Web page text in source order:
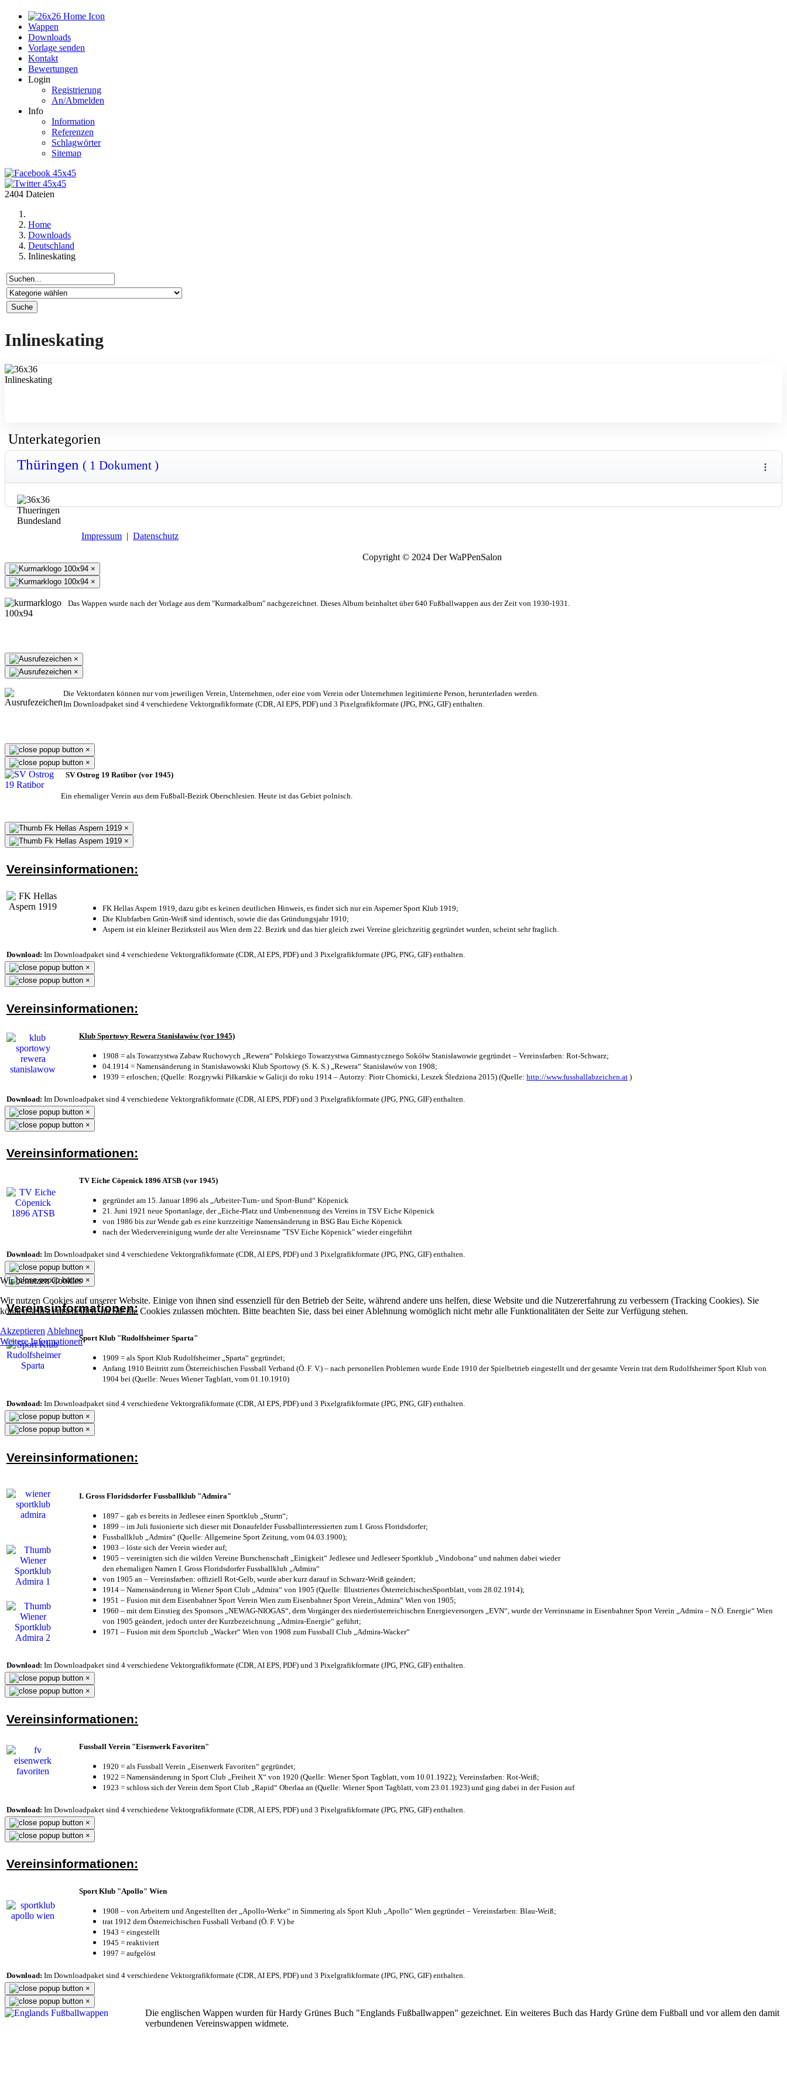
Wappen
Downloads
Vorlage senden
Kontakt
Bewertungen
Login
Registrierung
An/Abmelden
Info
Information
Referenzen
Schlagwörter
Sitemap
2404 Dateien
Home
Downloads
Deutschland
Inlineskating
Inlineskating
Unterkategorien
Thüringen ( 1 Dokument )
Impressum | Datenschutz
Copyright © 2024 Der WaPPenSalon
Wir benutzen Cookies
Wir nutzen Cookies auf unserer Website. Einige von ihnen sind essenziell für den Betrieb der Seite, während andere uns helfen, diese Website und die Nutzererfahrung zu verbessern (Tracking Cookies). Sie
können selbst entscheiden, ob Sie die Cookies zulassen möchten. Bitte beachten Sie, dass bei einer Ablehnung womöglich nicht mehr alle Funktionalitäten der Seite zur Verfügung stehen.
Akzeptieren Ablehnen
Weitere Informationen
×
×
Das Wappen wurde nach der Vorlage aus dem "Kurmarkalbum" nachgezeichnet. Dieses Album beinhaltet über 640 Fußballwappen aus der Zeit von 1930-1931.
×
×
Die Vektordaten können nur vom jeweiligen Verein, Unternehmen, oder eine vom Verein oder Unternehmen legitimierte Person, herunterladen werden.
Im Downloadpaket sind 4 verschiedene Vektorgrafikformate (CDR, AI EPS, PDF) und 3 Pixelgrafikformate (JPG, PNG, GIF) enthalten.
×
×
SV Ostrog 19 Ratibor (vor 1945)
Ein ehemaliger Verein aus dem Fußball-Bezirk Oberschlesien. Heute ist das Gebiet polnisch.
×
×
Vereinsinformationen:
FK Hellas Aspern 1919, dazu gibt es keinen deutlichen Hinweis, es findet sich nur ein Asperner Sport Klub 1919;
Die Klubfarben Grün-Weiß sind identisch, sowie die das Gründungsjahr 1910;
Aspern ist ein kleiner Bezirksteil aus Wien dem 22. Bezirk und das hier gleich zwei Vereine gleichzeitig gegründet wurden, scheint sehr fraglich.
Download: Im Downloadpaket sind 4 verschiedene Vektorgrafikformate (CDR, AI EPS, PDF) und 3 Pixelgrafikformate (JPG, PNG, GIF) enthalten.
×
×
Vereinsinformationen:
Klub Sportowy Rewera Stanisławów (vor 1945)
1908 = als Towarzystwa Zabaw Ruchowych „Rewera“ Polskiego Towarzystwa Gimnastycznego Sokółw Stanisławowie gegründet – Vereinsfarben: Rot-Schwarz;
04.1914 = Namensänderung in Stanisławowski Klub Sportowy (S. K. S.) „Rewera“ Stanisławów von 1908;
1939 = erloschen; (Quelle: Rozgrywki Piłkarskie w Galicji do roku 1914 – Autorzy: Piotr Chomicki, Leszek Śledziona 2015) (Quelle: http://www.fussballabzeichen.at )
Download: Im Downloadpaket sind 4 verschiedene Vektorgrafikformate (CDR, AI EPS, PDF) und 3 Pixelgrafikformate (JPG, PNG, GIF) enthalten.
×
×
Vereinsinformationen:
TV Eiche Cöpenick 1896 ATSB (vor 1945)
gegründet am 15. Januar 1896 als „Arbeiter-Turn- und Sport-Bund“ Köpenick
21. Juni 1921 neue Sportanlage, der „Eiche-Platz und Umbenennung des Vereins in TSV Eiche Köpenick
von 1986 bis zur Wende gab es eine kurzzeitige Namensänderung in BSG Bau Eiche Köpenick
nach der Wiedervereinigung wurde der alte Vereinsname "TSV Eiche Köpenick" wieder eingeführt
Download: Im Downloadpaket sind 4 verschiedene Vektorgrafikformate (CDR, AI EPS, PDF) und 3 Pixelgrafikformate (JPG, PNG, GIF) enthalten.
×
×
Vereinsinformationen:
Sport Klub "Rudolfsheimer Sparta"
1909 = als Sport Klub Rudolfsheimer „Sparta“ gegründet;
Anfang 1910 Beitritt zum Österreichischen Fussball Verband (Ö. F. V.) – nach personellen Problemen wurde Ende 1910 der Spielbetrieb eingestellt und der gesamte Verein trat dem Rudolfsheimer Sport Klub von
1904 bei (Quelle: Neues Wiener Tagblatt, vom 01.10.1910)
Download: Im Downloadpaket sind 4 verschiedene Vektorgrafikformate (CDR, AI EPS, PDF) und 3 Pixelgrafikformate (JPG, PNG, GIF) enthalten.
×
×
Vereinsinformationen:
I. Gross Floridsdorfer Fussballklub "Admira"
1897 – gab es bereits in Jedlesee einen Sportklub „Sturm“;
1899 – im Juli fusionierte sich dieser mit Donaufelder Fussballinteressierten zum I. Gross Floridsdorfer;
Fussballklub „Admira“ (Quelle: Allgemeine Sport Zeitung, vom 04.03.1900);
1903 – löste sich der Verein wieder auf;
1905 – vereinigten sich die wilden Vereine Burschenschaft „Einigkeit“ Jedlesee und Jedleseer Sportklub „Vindobona“ und nahmen dabei wieder
den ehemaligen Namen I. Gross Floridsdorfer Fussballklub „Admira“
von 1905 an – Vereinsfarben: offiziell Rot-Gelb, wurde aber kurz darauf in Schwarz-Weiß geändert;
1914 – Namensänderung in Wiener Sport Club „Admira“ von 1905 (Quelle: Illustriertes ÖsterreichischesSportblatt, vom 28.02.1914);
1951 – Fusion mit dem Eisenbahner Sport Verein Wien zum Eisenbahner Sport Verein„Admira“ Wien von 1905;
1960 – mit dem Einstieg des Sponsors „NEWAG-NIOGAS“, dem Vorgänger des niederösterreichischen Energieversorgers „EVN“, wurde der Vereinsname in Eisenbahner Sport Verein „Admira – N.Ö. Energie“ Wien
von 1905 geändert, jedoch unter der Kurzbezeichnung „Admira-Energie“ geführt;
1971 – Fusion mit dem Sportclub „Wacker“ Wien von 1908 zum Fussball Club „Admira-Wacker“
Download: Im Downloadpaket sind 4 verschiedene Vektorgrafikformate (CDR, AI EPS, PDF) und 3 Pixelgrafikformate (JPG, PNG, GIF) enthalten.
×
×
Vereinsinformationen:
Fussball Verein "Eisenwerk Favoriten"
1920 = als Fussball Verein „Eisenwerk Favoriten“ gegründet;
1922 = Namensänderung in Sport Club „Freiheit X“ von 1920 (Quelle: Wiener Sport Tagblatt, vom 10.01.1922); Vereinsfarben: Rot-Weiß;
1923 = schloss sich der Verein dem Sport Club „Rapid“ Oberlaa an (Quelle: Wiener Sport Tagblatt, vom 23.01.1923) und ging dabei in der Fusion auf
Download: Im Downloadpaket sind 4 verschiedene Vektorgrafikformate (CDR, AI EPS, PDF) und 3 Pixelgrafikformate (JPG, PNG, GIF) enthalten.
×
×
Vereinsinformationen:
Sport Klub "Apollo" Wien
1908 – von Arbeitern und Angestellten der „Apollo-Werke“ in Simmering als Sport Klub „Apollo“ Wien gegründet – Vereinsfarben: Blau-Weiß;
trat 1912 dem Österreichischen Fussball Verband (Ö. F. V.) be
1943 = eingestellt
1945 = reaktiviert
1997 = aufgelöst
Download: Im Downloadpaket sind 4 verschiedene Vektorgrafikformate (CDR, AI EPS, PDF) und 3 Pixelgrafikformate (JPG, PNG, GIF) enthalten.
×
×
Die englischen Wappen wurden für Hardy Grünes Buch "Englands Fußballwappen" gezeichnet. Ein weiteres Buch das Hardy Grüne dem Fußball und vor allem den damit
verbundenen Vereinswappen widmete.